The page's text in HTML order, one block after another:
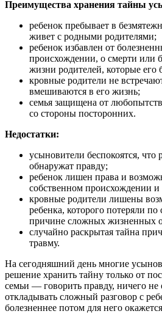
Преимущества хранения тайны
ребенок пребывает в
живет с родными родителями;
ребенок избавлен от
происхождении, о смерти или
жизни родителей, которые его
кровные родители не
вмешиваются в его жизнь;
семья защищена от
со стороны посторонних.
Недостатки:
усыновители беспокоятся,
обнаружат правду;
ребенок лишен права и
собственном происхождении
кровные родители лишены
ребенка, которого потеряли
причине сложных жизненных
случайно раскрытая тайна
травму.
На сегодняшний день многие
решение хранить тайну только от
семьи — говорить правду, ничего
откладывать сложный разговор с
болезненнее потом для него